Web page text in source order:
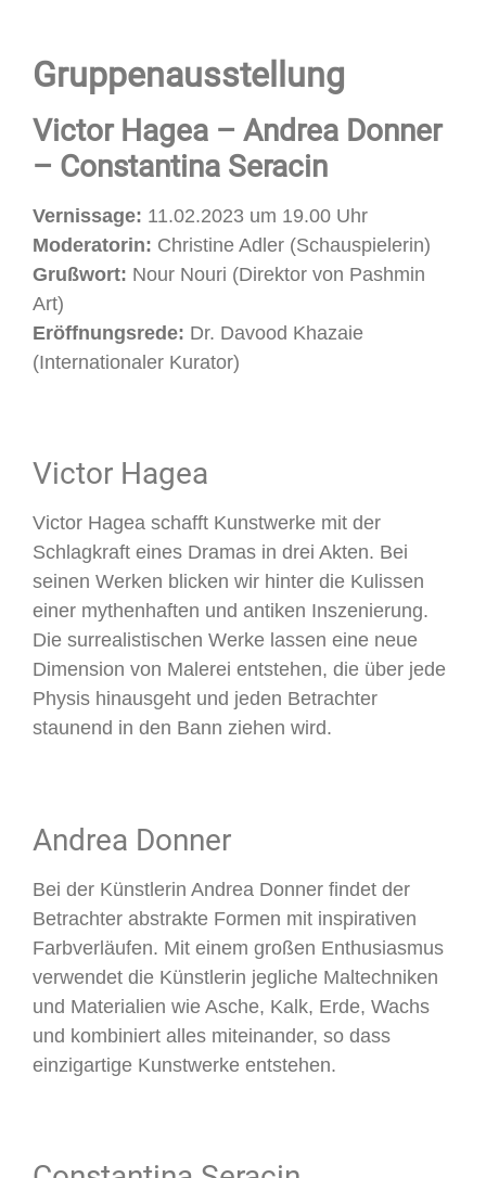
Gruppenausstellung
Victor Hagea – Andrea Donner
– Constantina Seracin
Vernissage: 11.02.2023 um 19.00 Uhr
Moderatorin: Christine Adler (Schauspielerin)
Grußwort: Nour Nouri (Direktor von Pashmin
Art)
Eröffnungsrede: Dr. Davood Khazaie
(Internationaler Kurator)
Victor Hagea
Victor Hagea schafft Kunstwerke mit der
Schlagkraft eines Dramas in drei Akten. Bei
seinen Werken blicken wir hinter die Kulissen
einer mythenhaften und antiken Inszenierung.
Die surrealistischen Werke lassen eine neue
Dimension von Malerei entstehen, die über jede
Physis hinausgeht und jeden Betrachter
staunend in den Bann ziehen wird.
Andrea Donner
Bei der Künstlerin Andrea Donner findet der
Betrachter abstrakte Formen mit inspirativen
Farbverläufen. Mit einem großen Enthusiasmus
verwendet die Künstlerin jegliche Maltechniken
und Materialien wie Asche, Kalk, Erde, Wachs
und kombiniert alles miteinander, so dass
einzigartige Kunstwerke entstehen.